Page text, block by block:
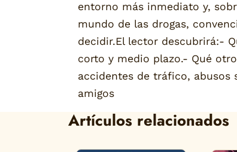
entorno más inmediato y,
mundo de las drogas,
decidir.El lector descubrirá:-
corto y medio plazo.- Qué
accidentes de tráfico, abusos
amigos
Artículos relacionados